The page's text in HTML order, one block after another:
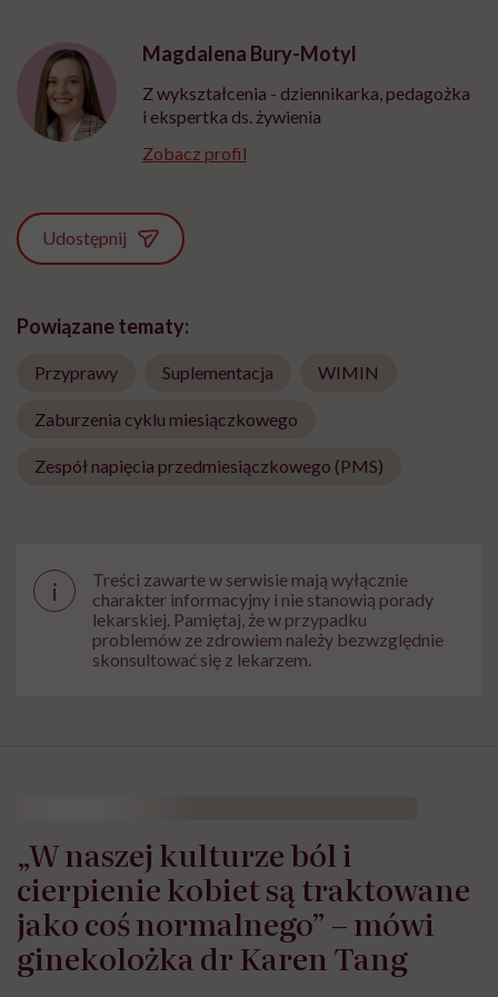
Magdalena Bury-Motyl
Z wykształcenia - dziennikarka, pedagożka
i ekspertka ds. żywienia
Zobacz profil
Udostępnij
Powiązane tematy:
Przyprawy Suplementacja WIMIN
Zaburzenia cyklu miesiączkowego
Zespół napięcia przedmiesiączkowego (PMS)
i
Treści zawarte w serwisie mają wyłącznie
charakter informacyjny i nie stanowią porady
lekarskiej. Pamiętaj, że w przypadku
problemów ze zdrowiem należy bezwzględnie
skonsultować się z lekarzem.
„W naszej kulturze ból i
cierpienie kobiet są traktowane
jako coś normalnego” – mówi
ginekolożka dr Karen Tang